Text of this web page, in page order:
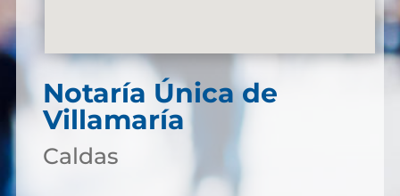
Notaría Única de
Villamaría
Caldas